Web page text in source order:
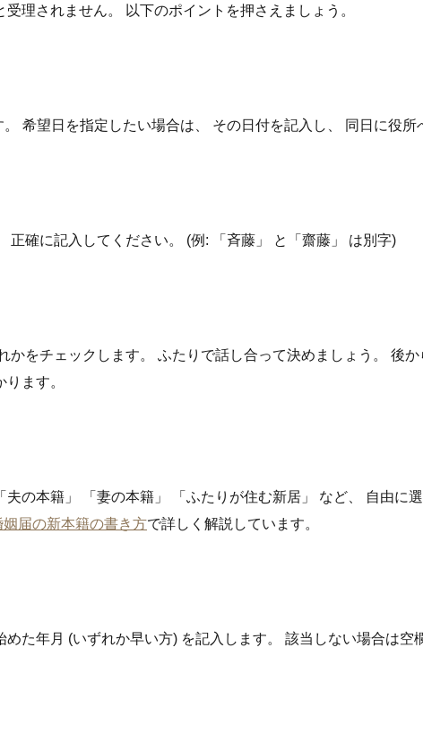
理されません。 以下のポイントを押さえましょう。
希望日を指定したい場合は、 その日付を記入し、 同日に役所
正確に記入してください。 (例: 「斉藤」 と「齋藤」 は別字)
かをチェックします。 ふたりで話し合って決めましょう。 後
ます。
の本籍」 「妻の本籍」 「ふたりが住む新居」 など、 自由に
姻届の新本籍の書き方で詳しく解説しています。
た年月 (いずれか早い方) を記入します。 該当しない場合は空